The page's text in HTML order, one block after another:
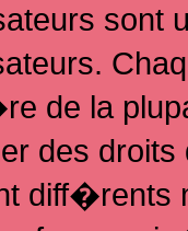
sont
de la
des
diff�rents